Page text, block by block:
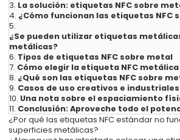
3. La solución: etiquetas NFC sobre
4. ¿Cómo funcionan las etiquetas NFC
5.
¿Se pueden utilizar etiquetas
metálicas?
6. Tipos de etiquetas NFC sobre metal
7. Cómo elegir la etiqueta NFC
8. ¿Qué son las etiquetas NFC sobre
9. Casos de uso creativos e industriales
10. Una nota sobre el espaciamiento
11. Conclusión: Aproveche todo el
¿Por qué las etiquetas NFC estándar no
superficies metálicas?